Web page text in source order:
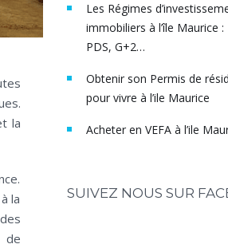
la
la
de
Les Régimes
immobiliers à l’île Maurice :
PDS, G+2…
Obtenir son Permis de
pour vivre à l’ile Maurice
Acheter en VEFA à l’ile
SUIVEZ NOUS SUR